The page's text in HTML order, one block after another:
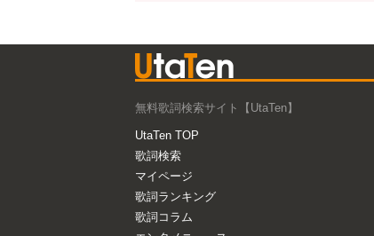
無料歌詞検索サイト【UtaTen】
UtaTen TOP
歌詞検索
マイページ
歌詞ランキング
歌詞コラム